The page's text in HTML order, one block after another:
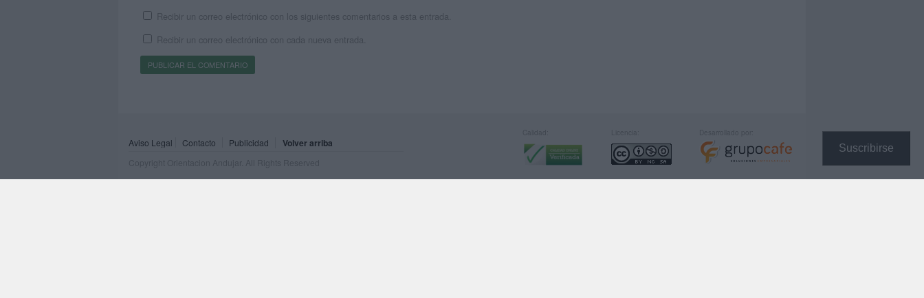
Suscribirse
Recibir un correo electrónico con los siguientes comentarios a esta entrada.
Recibir un correo electrónico con cada nueva entrada.
Aviso Legal Contacto Publicidad Volver arriba